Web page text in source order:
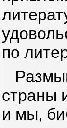
по
страны
и мы,